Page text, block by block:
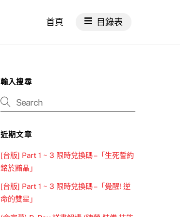
首頁 目錄表
輸入搜尋
近期文章
[台版] Part 1 ~ 3 限時兌換碼 –「生死誓約
銘於黯晶」
[台版] Part 1 ~ 3 限時兌換碼 –「覺醒! 逆
命的雙星」